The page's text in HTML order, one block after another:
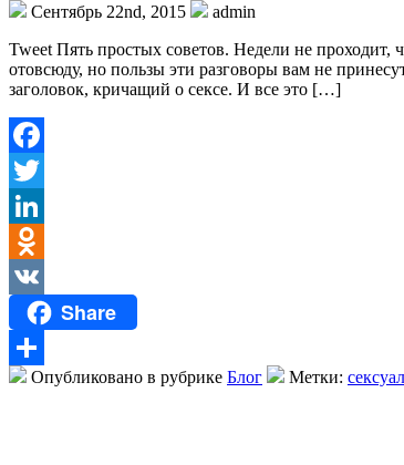
Сентябрь 22nd, 2015
admin
Tweet Пять простых советов. Недели не проходит,
отовсюду, но пользы эти разговоры вам не
заголовок, кричащий о сексе. И все это […]
Facebook
Twitter
LinkedIn
Odnoklassniki
VK
Share
Отправить
Опубликовано в рубрике Блог Метки: